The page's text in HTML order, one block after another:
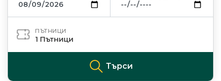
ПЪТНИЦИ
1 Пътници
Търси